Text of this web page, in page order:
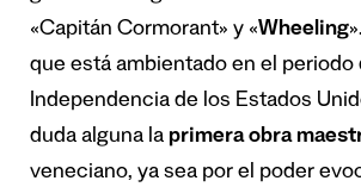
«Capitán Cormorant» y «Wheeling
que está ambientado en el periodo
Independencia de los Estados
duda alguna la primera obra
veneciano, ya sea por el poder